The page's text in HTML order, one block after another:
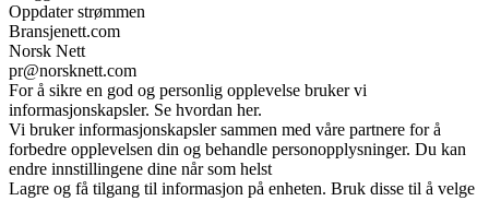
Oppdater strømmen
Bransjenett.com
Norsk Nett
pr@norsknett.com
For å sikre en god og personlig opplevelse bruker vi
informasjonskapsler. Se hvordan her.
Vi bruker informasjonskapsler sammen med våre partnere for å
forbedre opplevelsen din og behandle personopplysninger. Du kan
endre innstillingene dine når som helst
Lagre og få tilgang til informasjon på enheten. Bruk disse til å velge